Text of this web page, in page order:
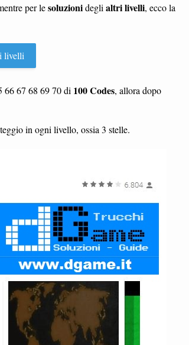
per lesoluzionidegli altri livelli, ecco la
livelli
66 67 68 69 70 di 100 Codes, allora dopo
in ogni livello, ossia 3 stelle.